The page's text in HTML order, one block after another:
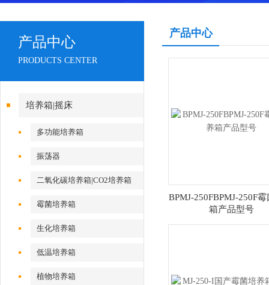
产品中心
PRODUCTS CENTER
培养箱|摇床
多功能培养箱
振荡器
二氧化碳培养箱|CO2培养箱
霉菌培养箱
生化培养箱
低温培养箱
植物培养箱
产品中心
BPMJ-250FBPMJ-250F
箱产品型号